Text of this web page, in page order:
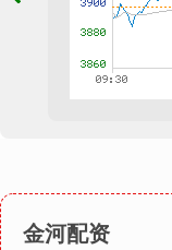
金河配资